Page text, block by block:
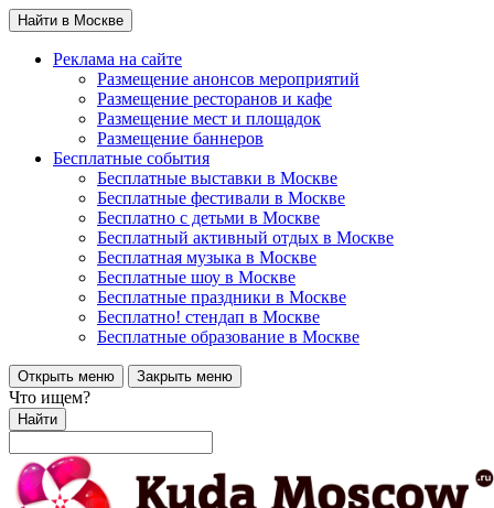
Найти в Москве
Реклама на сайте
Размещение анонсов мероприятий
Размещение ресторанов и кафе
Размещение мест и площадок
Размещение баннеров
Бесплатные события
Бесплатные выставки в Москве
Бесплатные фестивали в Москве
Бесплатно с детьми в Москве
Бесплатный активный отдых в Москве
Бесплатная музыка в Москве
Бесплатные шоу в Москве
Бесплатные праздники в Москве
Бесплатно! стендап в Москве
Бесплатные образование в Москве
Открыть меню Закрыть меню
Что ищем?
Найти